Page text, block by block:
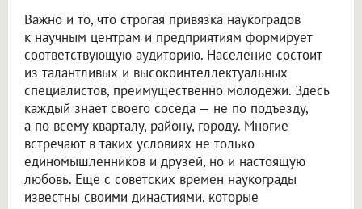
Важно и то, что строгая привязка наукоградов
к научным центрам и предприятиям формирует
соответствующую аудиторию. Население состоит
из талантливых и высокоинтеллектуальных
специалистов, преимущественно молодежи. Здесь
каждый знает своего соседа — не по подъезду,
а по всему кварталу, району, городу. Многие
встречают в таких условиях не только
единомышленников и друзей, но и настоящую
любовь. Еще с советских времен наукограды
известны своими династиями, которые